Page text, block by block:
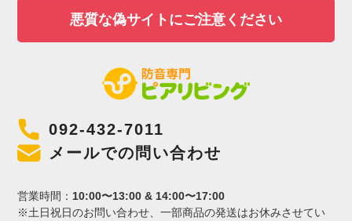
悪質な偽サイトにご注意ください
092-432-7011
メールでの問い合わせ
営業時間： 10:00〜13:00 & 14:00〜17:00
※土日祝日のお問い合わせ、一部商品の発送はお休みさせてい